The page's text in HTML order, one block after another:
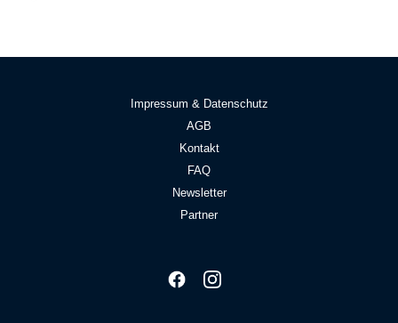
Impressum & Datenschutz
AGB
Kontakt
FAQ
Newsletter
Partner